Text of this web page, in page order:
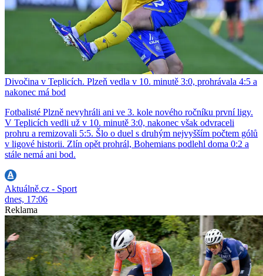
Divočina v Teplicích. Plzeň vedla v 10. minutě 3:0, prohrávala 4:5 a
nakonec má bod
Fotbalisté Plzně nevyhráli ani ve 3. kole nového ročníku první ligy.
V Teplicích vedli už v 10. minutě 3:0, nakonec však odvraceli
prohru a remizovali 5:5. Šlo o duel s druhým nejvyšším počtem gólů
v ligové historii. Zlín opět prohrál, Bohemians podlehl doma 0:2 a
stále nemá ani bod.
Aktuálně.cz - Sport
dnes, 17:06
Reklama